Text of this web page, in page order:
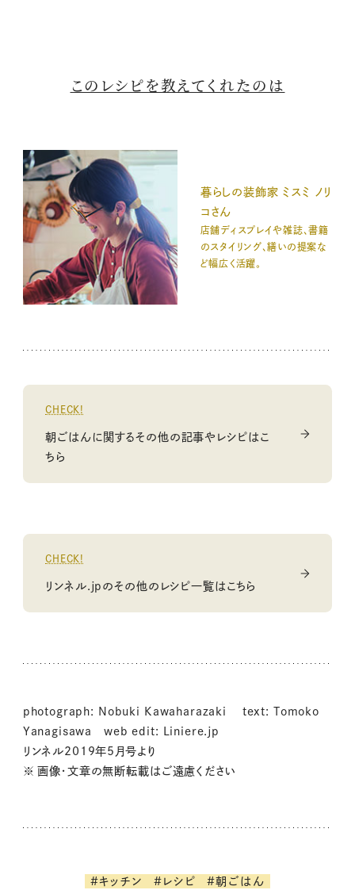
このレシピを教えてくれたのは
暮らしの装飾家 ミスミ ノリ
コさん
店舗ディスプレイや雑誌、書籍
のスタイリング、繕いの提案な
ど幅広く活躍。
CHECK!
朝ごはんに関するその他の記事やレシピはこ
ちら
CHECK!
リンネル.jpのその他のレシピ一覧はこちら
photograph: Nobuki Kawaharazaki text: Tomoko
Yanagisawa web edit: Liniere.jp
リンネル2019年5月号より
※ 画像・文章の無断転載はご遠慮ください
#キッチン #レシピ #朝ごはん